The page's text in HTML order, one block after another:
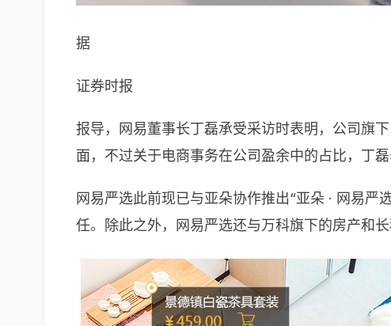
据
证券时报
报导，网易董事长丁磊承受采访时表明，公司旗
面，不过关于电商事务在公司盈余中的占比，丁磊
网易严选此前现已与亚朵协作推出“亚朵 · 网易
任。除此之外，网易严选还与万科旗下的房产和